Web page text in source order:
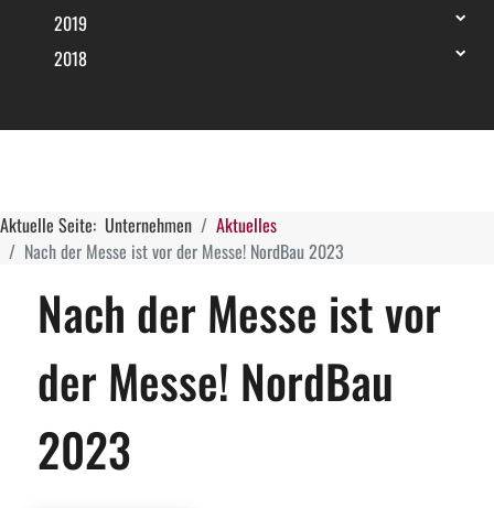
2019
2018
Aktuelle Seite: Unternehmen
Aktuelles
Nach der Messe ist vor der Messe! NordBau 2023
Nach der Messe ist vor
der Messe! NordBau
2023